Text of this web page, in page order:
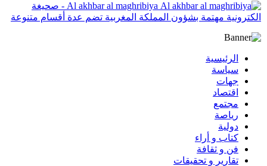
Al akhbar al maghribiya - صحيغة
الكترونية مهتمة بشؤون المملكة المغربية تضم عدة أقسام متنوعة
الرئيسية
سياسة
جهات
اقتصاد
مجتمع
رياصة
دولية
كتاب و أراء
فن و ثقافة
تقارير و تحقيقات